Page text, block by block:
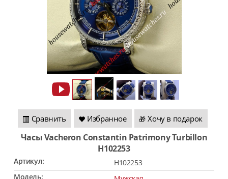
Сравнить Избранное 🎁 Хочу в подарок
Часы Vacheron Constantin Patrimony Turbillon
H102253
Артикул:
H102253
Модель: